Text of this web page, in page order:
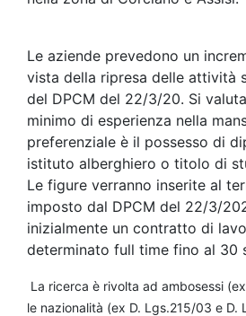
Le aziende prevedono un
vista della ripresa delle attività
del DPCM del 22/3/20. Si
minimo di esperienza nella
preferenziale è il possesso di
istituto alberghiero o titolo di
Le figure verranno inserite al
imposto dal DPCM del 22/3/
inizialmente un contratto di
determinato full time fino al 30
La ricerca è rivolta ad ambosessi
le nazionalità (ex D. Lgs.215/03 e D.